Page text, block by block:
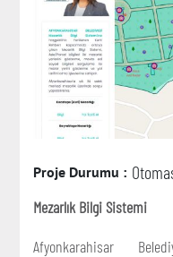
Proje Durumu :
Mezarlık Bilgi Sistemi
Afyonkarahisar